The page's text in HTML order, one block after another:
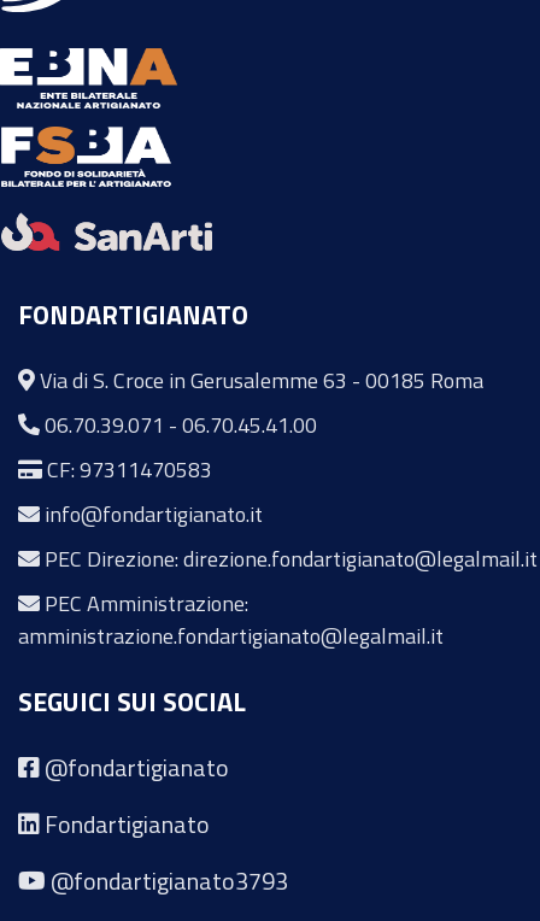
FONDARTIGIANATO
Via di S. Croce in Gerusalemme 63 - 00185 Roma
06.70.39.071 -06.70.45.41.00
CF: 97311470583
info@fondartigianato.it
PEC Direzione: direzione.fondartigianato@legalmail.it
PEC Amministrazione:
amministrazione.fondartigianato@legalmail.it
SEGUICI SUI SOCIAL
@fondartigianato
Fondartigianato
@fondartigianato3793